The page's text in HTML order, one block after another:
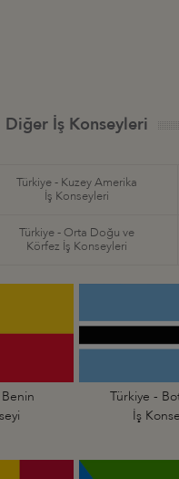
Diğer İş Konseyleri
Türkiye - Kuzey Amerika
İş Konseyleri
Türkiye - Orta Doğu ve
Körfez İş Konseyleri
Türkiye -
İş